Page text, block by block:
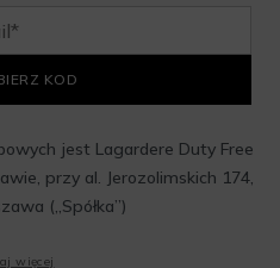
KOD
jest Lagardere Duty Free
przy al. Jerozolimskich 174,
(„Spółka”)
więcej